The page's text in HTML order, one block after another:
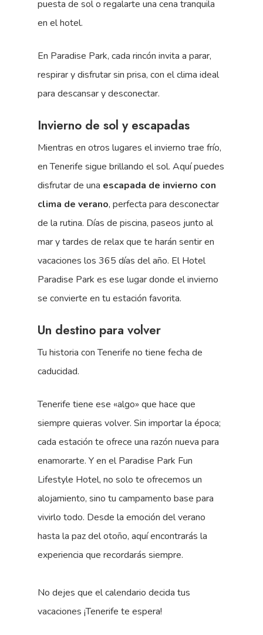
puesta de sol o regalarte una cena tranquila
en el hotel.
En Paradise Park, cada rincón invita a parar,
respirar y disfrutar sin prisa, con el clima ideal
para descansar y desconectar.
Invierno de sol y escapadas
Mientras en otros lugares el invierno trae frío,
en Tenerife sigue brillando el sol. Aquí puedes
disfrutar de una escapada de invierno con
clima de verano, perfecta para desconectar
de la rutina. Días de piscina, paseos junto al
mar y tardes de relax que te harán sentir en
vacaciones los 365 días del año. El Hotel
Paradise Park es ese lugar donde el invierno
se convierte en tu estación favorita.
Un destino para volver
Tu historia con Tenerife no tiene fecha de
caducidad.
Tenerife tiene ese «algo» que hace que
siempre quieras volver. Sin importar la época;
cada estación te ofrece una razón nueva para
enamorarte. Y en el Paradise Park Fun
Lifestyle Hotel, no solo te ofrecemos un
alojamiento, sino tu campamento base para
vivirlo todo. Desde la emoción del verano
hasta la paz del otoño, aquí encontrarás la
experiencia que recordarás siempre.
No dejes que el calendario decida tus
vacaciones ¡Tenerife te espera!